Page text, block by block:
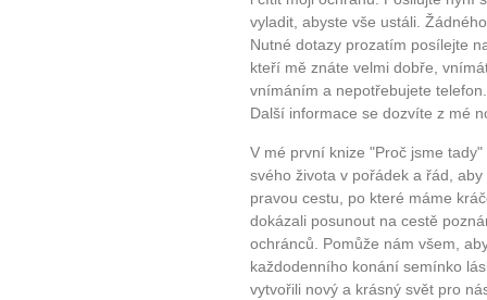
vyladit, abyste vše ustáli.
Nutné dotazy prozatím posílejte
kteří mě znáte velmi dobře,
vnímáním a nepotřebujete
Další informace se dozvíte z mé
V mé první knize "Proč jsme
svého života v pořádek a řád,
pravou cestu, po které máme
dokázali posunout na cestě
ochránců. Pomůže nám všem,
každodenního konání semínko
vytvořili nový a krásný svět pro